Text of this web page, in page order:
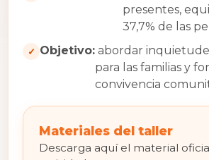
presentes,
37,7% de las
Objetivo: abordar
para las familias y
convivencia
Materiales del taller
Descarga aquí el material